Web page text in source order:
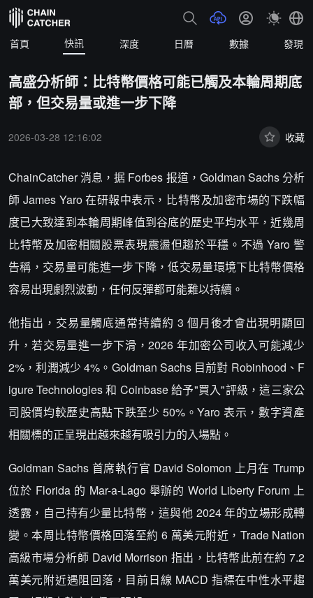
首頁 快訊 深度 日曆 數據 發現
高盛分析師：比特幣價格可能已觸及本輪周期底
部，但交易量或進一步下降
2026-03-28 12:16:02 收藏
ChainCatcher 消息，据 Forbes 报道，Goldman Sachs 分析
師 James Yaro 在研報中表示，比特幣及加密市場的下跌幅
度已大致達到本輪周期峰值到谷底的歷史平均水平，近幾周
比特幣及加密相關股票表現震盪但趨於平穩。不過 Yaro 警
告稱，交易量可能進一步下降，低交易量環境下比特幣價格
容易出現劇烈波動，任何反彈都可能難以持續。
他指出，交易量觸底通常持續約 3 個月後才會出現明顯回
升，若交易量進一步下滑，2026 年加密公司收入可能減少
2%，利潤減少 4%。Goldman Sachs 目前對 Robinhood、F
igure Technologies 和 Coinbase 給予"買入"評級，這三家公
司股價均較歷史高點下跌至少 50%。Yaro 表示，數字資產
相關標的正呈現出越來越有吸引力的入場點。
Goldman Sachs 首席執行官 David Solomon 上月在 Trump
位於 Florida 的 Mar-a-Lago 舉辦的 World Liberty Forum 上
透露，自己持有少量比特幣，這與他 2024 年的立場形成轉
變。本周比特幣價格回落至約 6 萬美元附近，Trade Nation
高級市場分析師 David Morrison 指出，比特幣此前在約 7.2
萬美元附近遇阻回落，目前日線 MACD 指標在中性水平趨